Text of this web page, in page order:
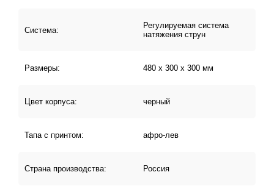
Система:
Регулируемая система
натяжения струн
Размеры: 480 х 300 х 300 мм
Цвет корпуса: черный
Тапа с принтом: афро-лев
Страна производства: Россия